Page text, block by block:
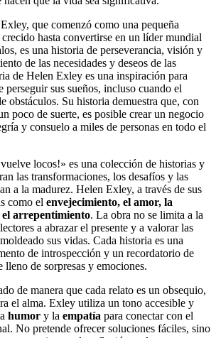
que comenzó como una pequeña
hasta convertirse en un líder mundial
es una historia de perseverancia, visión y
de las necesidades y deseos de las
de Helen Exley es una inspiración para
perseguir sus sueños, incluso cuando el
obstáculos. Su historia demuestra que, con
poco de suerte, es posible crear un negocio
y consuelo a miles de personas en todo el
locos!» es una colección de historias y
las transformaciones, los desafíos y las
a la madurez. Helen Exley, a través de sus
como el envejecimiento, el amor, la
arrepentimiento. La obra no se limita a la
a abrazar el presente y a valorar las
sus vidas. Cada historia es una
de introspección y un recordatorio de
de sorpresas y emociones.
de manera que cada relato es un obsequio,
el alma. Exley utiliza un tono accesible y
humor y la empatía para conectar con el
No pretende ofrecer soluciones fáciles, sino